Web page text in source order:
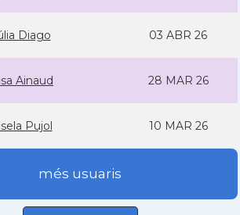
Diago 03 ABR 26
Ainaud 28 MAR 26
Pujol 10 MAR 26
més usuaris